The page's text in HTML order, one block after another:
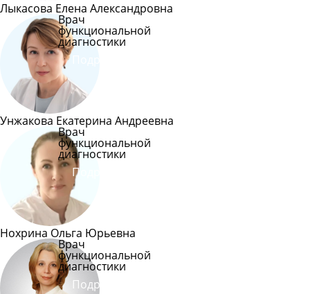
Лыкасова Елена Александровна
Врач
функциональной
диагностики
Унжакова Екатерина Андреевна
Врач
функциональной
диагностики
Подробнее
Нохрина Ольга Юрьевна
Врач
функциональной
диагностики
Подробнее